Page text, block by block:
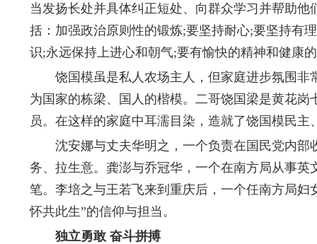
当发扬长处并具体纠正短处、向群众学习并帮助
括：加强政治原则性的锻炼;要坚持耐心;要坚持有
识;永远保持上进心和朝气;要有愉快的精神和健康
饶国模虽是私人农场主人，但家庭进步氛围非
为国家的栋梁、国人的楷模。二哥饶国梁是黄花
员。在这样的家庭中耳濡目染，造就了饶国模民
沈安娜与丈夫华明之，一个负责在国民党内部
务、拉生意。龚澎与乔冠华，一个在南方局从事
笔。李培之与王若飞来到重庆后，一个任南方局
怀共此生”的信仰与担当。
独立勇敢 奋斗拼搏